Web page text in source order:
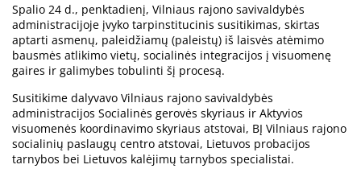
Spalio 24 d., penktadienį, Vilniaus rajono savivaldybės
administracijoje įvyko tarpinstitucinis susitikimas, skirtas
aptarti asmenų, paleidžiamų (paleistų) iš laisvės atėmimo
bausmės atlikimo vietų, socialinės integracijos į visuomenę
gaires ir galimybes tobulinti šį procesą.
Susitikime dalyvavo Vilniaus rajono savivaldybės
administracijos Socialinės gerovės skyriaus ir Aktyvios
visuomenės koordinavimo skyriaus atstovai, BĮ Vilniaus rajono
socialinių paslaugų centro atstovai, Lietuvos probacijos
tarnybos bei Lietuvos kalėjimų tarnybos specialistai.